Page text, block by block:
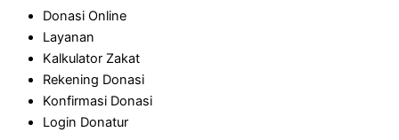
Donasi Online
Layanan
Kalkulator Zakat
Rekening Donasi
Konfirmasi Donasi
Login Donatur